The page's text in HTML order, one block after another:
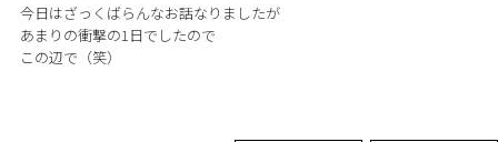
今日はざっくばらんなお話なりましたが
あまりの衝撃の1日でしたので
この辺で（笑）